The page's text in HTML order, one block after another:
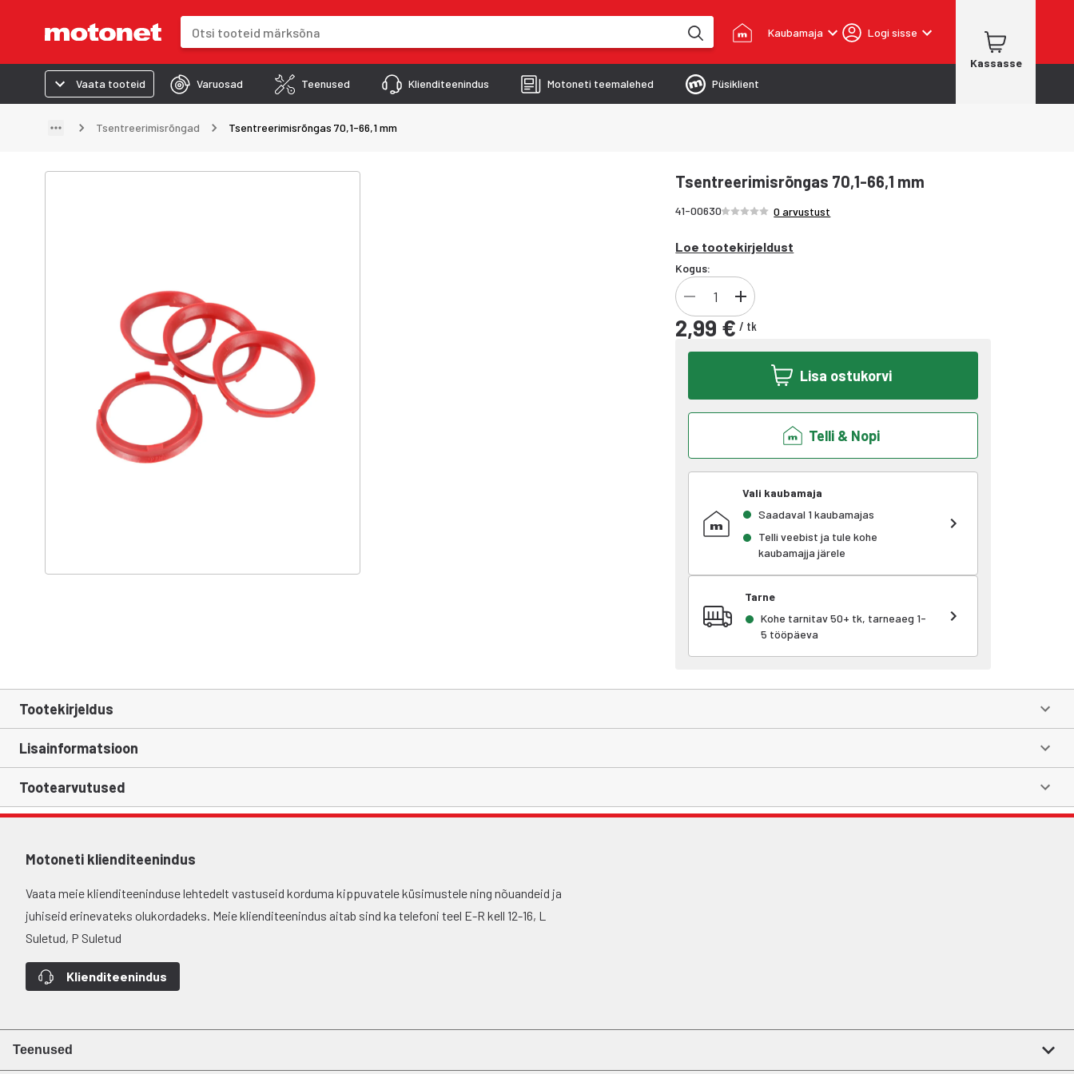
Kaubamaja Logi sisse
Kassasse
Vaata tooteid
Varuosad Teenused Klienditeenindus Motoneti teemalehed Püsiklient
Tsentreerimisrõngad Tsentreerimisrõngas 70,1-66,1 mm
Tsentreerimisrõngas 70,1-66,1 mm
41-00630Hinnang /5 tähte
0 arvustust
Loe tootekirjeldust
Kogus:
2,99 € / tk
Lisa ostukorvi
Telli & Nopi
Vali kaubamaja
Saadaval 1 kaubamajas
Telli veebist ja tule kohe
kaubamajja järele
Tarne
Kohe tarnitav 50+ tk, tarneaeg 1-
5 tööpäeva
Tootekirjeldus
Lisainformatsioon
Tootearvutused
Motoneti klienditeenindus
Vaata meie klienditeeninduse lehtedelt vastuseid korduma kippuvatele küsimustele ning nõuandeid ja
juhiseid erinevateks olukordadeks. Meie klienditeenindus aitab sind ka telefoni teel E-R kell 12-16, L
Suletud, P Suletud
Klienditeenindus
Teenused